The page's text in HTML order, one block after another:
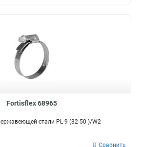
Fortisflex 68965
стали PL-9 (32-50 )/W2
Сравнить